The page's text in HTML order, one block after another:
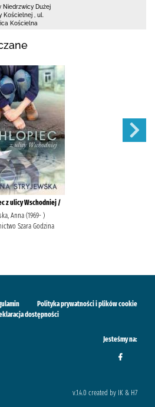
Niedrzwicy Dużej
Kościelnej
ul.
Kościelna
z ulicy Wschodniej /
Anna (1969- )
Szara Godzina
Polityka prywatności i plików cookie
dostępności
Jesteśmy na:
v.1.4.0 created by IK & H7